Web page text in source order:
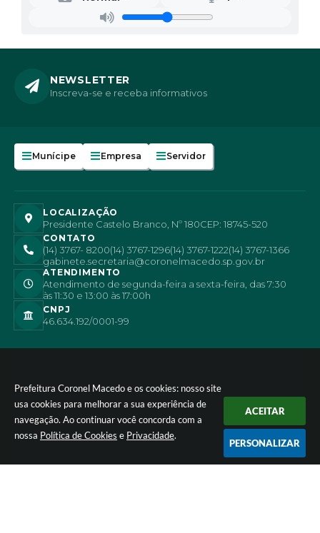
Prefeitura Coronel Macedo e os cookies: nosso site
usa cookies para melhorar a sua experiência de
navegação. Ao continuar você concorda com a
nossa Política de Cookies e Privacidade.
ACEITAR
PERSONALIZAR
NEWSLETTER
Inscreva-se e receba informativos
Munícipe Empresa Servidor
LOCALIZAÇÃO
Presidente Castelo Branco, Nº 180CEP: 18745-520
CONTATO
(14) 3767- 8200(14) 3767-1296(14) 3767-1222(14) 3767-1366
gabinete.secretaria@coronelmacedo.sp.gov.br
ATENDIMENTO
Atendimento de segunda-feira a sexta-feira, das 7:30
às 11:30 e 13:00 às 17:00h
CNPJ
46.634.192/0001-99